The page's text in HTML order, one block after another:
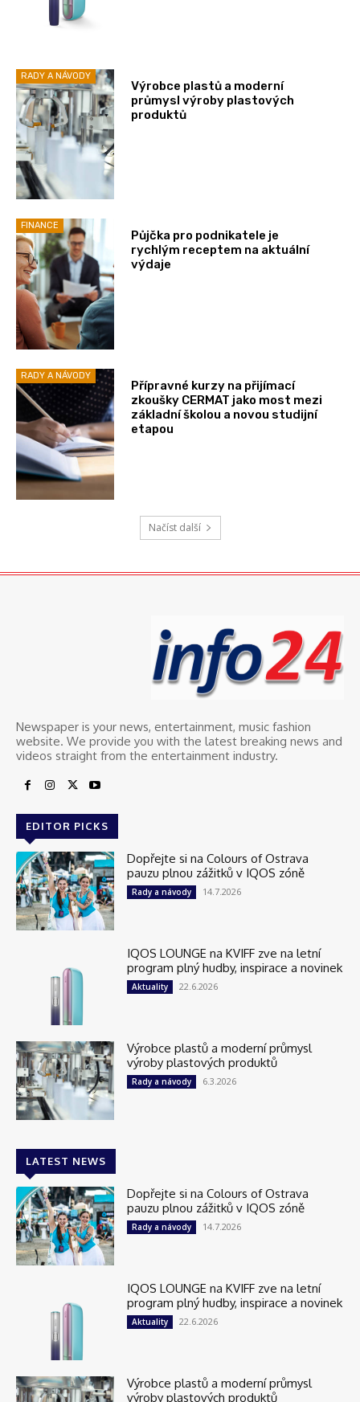
RADY A NÁVODY
Výrobce plastů a moderní
průmysl výroby plastových
produktů
FINANCE
Půjčka pro podnikatele je
rychlým receptem na aktuální
výdaje
RADY A NÁVODY
Přípravné kurzy na přijímací
zkoušky CERMAT jako most mezi
základní školou a novou studijní
etapou
Načíst další
Newspaper is your news, entertainment, music fashion
website. We provide you with the latest breaking news and
videos straight from the entertainment industry.
EDITOR PICKS
Dopřejte si na Colours of Ostrava
pauzu plnou zážitků v IQOS zóně
Rady a návody 14.7.2026
IQOS LOUNGE na KVIFF zve na letní
program plný hudby, inspirace a novinek
Aktuality 22.6.2026
Výrobce plastů a moderní průmysl
výroby plastových produktů
Rady a návody 6.3.2026
LATEST NEWS
Dopřejte si na Colours of Ostrava
pauzu plnou zážitků v IQOS zóně
Rady a návody 14.7.2026
IQOS LOUNGE na KVIFF zve na letní
program plný hudby, inspirace a novinek
Aktuality 22.6.2026
Výrobce plastů a moderní průmysl
výroby plastových produktů